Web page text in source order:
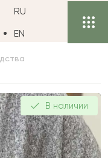
RU
EN
В наличии